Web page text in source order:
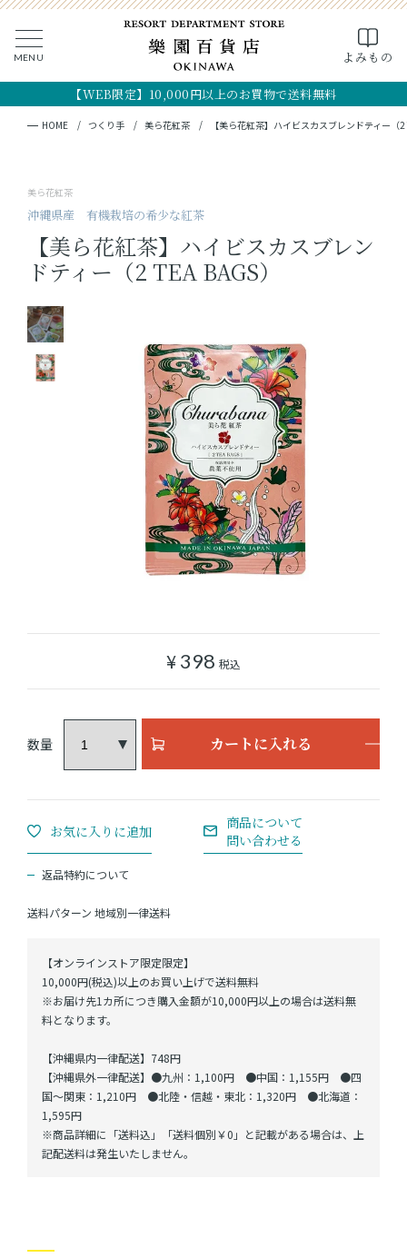
MENU よみもの
【WEB限定】10,000円以上のお買物で送料無料
CLOSE
検索
キーワード検索
MY PAGE CART
全ての商品
フード
クラフト
つくり手
OKINAWA the RYUKYU
HOME つくり手 美ら花紅茶 【美ら花紅茶】ハイビスカスブレンドティー（2
美ら花紅茶
沖縄県産 有機栽培の希少な紅茶
【美ら花紅茶】ハイビスカスブレン
ドティー（2 TEA BAGS）
¥398 税込
送料パターン 地域別一律送料
カートに入れる
返品特約について
【オンラインストア限定限定】
10,000円(税込)以上のお買い上げで送料無料
※お届け先1カ所につき購入金額が10,000円以上の場合は送料無
料となります。
【沖縄県内一律配送】748円
【沖縄県外一律配送】●九州：1,100円 ●中国：1,155円 ●四
国～関東：1,210円 ●北陸・信越・東北：1,320円 ●北海道：
1,595円
※商品詳細に「送料込」「送料個別￥0」と記載がある場合は、上
記配送料は発生いたしません。